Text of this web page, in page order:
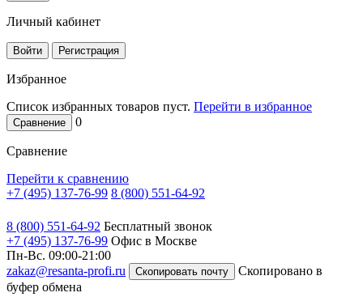
Личный кабинет
Войти Регистрация
Избранное
Список избранных товаров пуст. Перейти в избранное
Сравнение 0
Сравнение
Перейти к сравнению
+7 (495) 137-76-99 8 (800) 551-64-92
8 (800) 551-64-92 Бесплатный звонок
+7 (495) 137-76-99 Офис в Москве
Пн-Вс. 09:00-21:00
zakaz@resanta-profi.ru
Скопировать почту
Скопировано в
буфер обмена